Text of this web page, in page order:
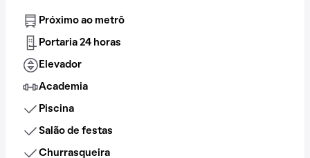
Próximo ao metrô
Portaria 24 horas
Elevador
Academia
Piscina
Salão de festas
Churrasqueira